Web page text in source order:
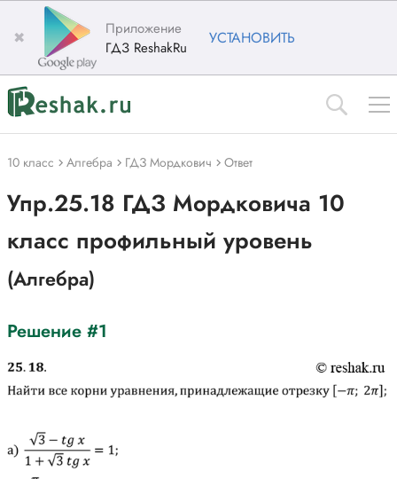
✖
Приложение
ГДЗ ReshakRu
УСТАНОВИТЬ
10 класс Алгебра ГДЗ Мордкович Ответ
Упр.25.18 ГДЗ Мордковича 10
класс профильный уровень
(Алгебра)
Решение #1